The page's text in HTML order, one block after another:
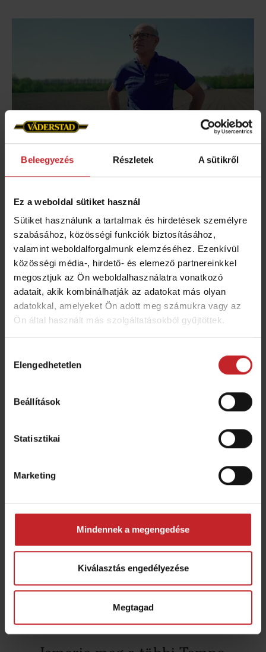
Beleegyezés Részletek A sütikről
Ez a weboldal sütiket használ
Sütiket használunk a tartalmak és hirdetések személyre
szabásához, közösségi funkciók biztosításához,
valamint weboldalforgalmunk elemzéséhez. Ezenkívül
közösségi média-, hirdető- és elemező partnereinkkel
megosztjuk az Ön weboldalhasználatra vonatkozó
adatait, akik kombinálhatják az adatokat más olyan
adatokkal, amelyeket Ön adott meg számukra vagy az
Ön által használt más szolgáltatásokból gyűjtöttek.
kiválasztása
Elengedhetetlen
Beállítások
Statisztikai
Marketing
Mindennek a megengedése
Kiválasztás engedélyezése
Megtagad
Gazdaság:Agrarprodukte Hartmann GmbH
Helyszín:Lampertheim in Hessen, Németország
Szántó:150 ha
Tempo modell:Väderstad Tempo V
Tudjon meg többet
Gazdaság:Westfarm GbR
Rheinland, Németország
Szántó:650 ha
Tudjon meg többet